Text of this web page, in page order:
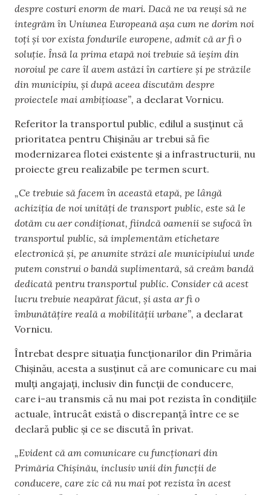
despre costuri enorm de mari. Dacă ne va reuși să ne
integrăm în Uniunea Europeană așa cum ne dorim noi
toți și vor exista fondurile europene, admit că ar fi o
soluție. Însă la prima etapă noi trebuie să ieșim din
noroiul pe care îl avem astăzi în cartiere și pe străzile
din municipiu, și după aceea discutăm despre
proiectele mai ambițioase”, a declarat Vornicu.
Referitor la transportul public, edilul a susținut că
prioritatea pentru Chișinău ar trebui să fie
modernizarea flotei existente și a infrastructurii, nu
proiecte greu realizabile pe termen scurt.
„Ce trebuie să facem în această etapă, pe lângă
achiziția de noi unități de transport public, este să le
dotăm cu aer condiționat, fiindcă oamenii se sufocă în
transportul public, să implementăm etichetare
electronică și, pe anumite străzi ale municipiului unde
putem construi o bandă suplimentară, să creăm bandă
dedicată pentru transportul public. Consider că acest
lucru trebuie neapărat făcut, și asta ar fi o
îmbunătățire reală a mobilității urbane”, a declarat
Vornicu.
Întrebat despre situația funcționarilor din Primăria
Chișinău, acesta a susținut că are comunicare cu mai
mulți angajați, inclusiv din funcții de conducere,
care i-au transmis că nu mai pot rezista în condițiile
actuale, întrucât există o discrepanță între ce se
declară public și ce se discută în privat.
„Evident că am comunicare cu funcționari din
Primăria Chișinău, inclusiv unii din funcții de
conducere, care zic că nu mai pot rezista în acest